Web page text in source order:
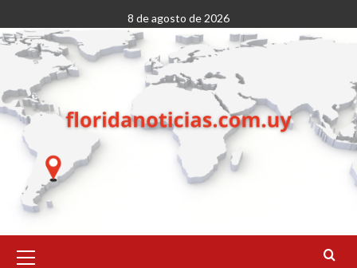
al
contenido
8 de agosto de 2026
primario